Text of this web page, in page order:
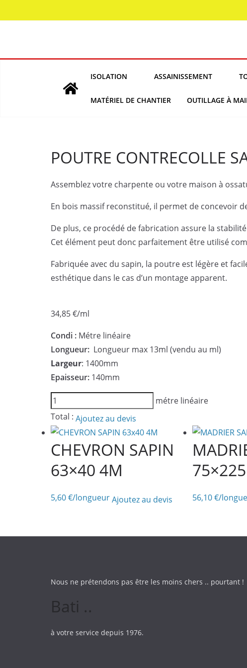
to
ISOLATION ASSAINISSEMENT
MATÉRIEL DE CHANTIER OUTILLAGE À
POUTRE CONTRECOLLE
Assemblez votre charpente ou votre maison à
En bois massif reconstitué, il permet de concevoir
De plus, ce procédé de fabrication assure la
Cet élément peut donc parfaitement être utilisé
Fabriquée avec du sapin, la poutre est légère et
esthétique dans le cas d’un montage apparent.
34,85€/ml
Condi : Métre linéaire
Longueur: Longueur max 13ml (vendu au ml)
Largeur: 1400mm
Epaisseur: 140mm
quantité
de
POUTRE
SAPIN
140x140
métre linéaire
Total : Ajoutez au devis
CHEVRON SAPIN
63×40 4M
5,60€/longueurAjoutez au devis 56,10€/
Nous ne prétendons pas être les moins chers .. pourtant !
Bati ..
à votre service depuis 1976.